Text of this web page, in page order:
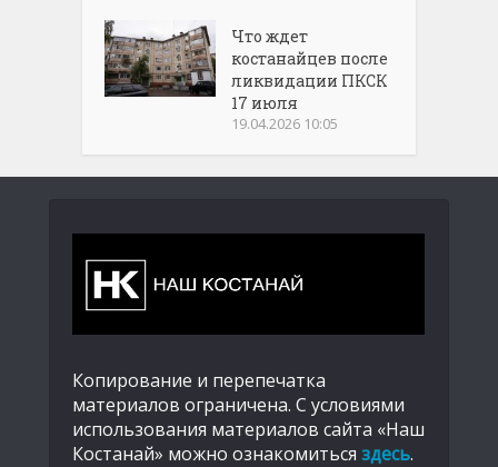
Что ждет
костанайцев после
ликвидации ПКСК
17 июля
19.04.2026 10:05
Копирование и перепечатка
материалов ограничена. С условиями
использования материалов сайта «Наш
Костанай» можно ознакомиться здесь.